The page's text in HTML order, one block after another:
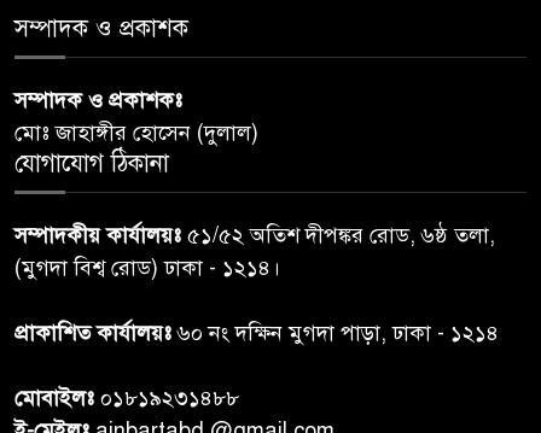
৫
ঝড়বৃষ্টির পূর্বাভাস
৬
অনুশ্রীর, মিলল হারমোনিয়াম
উপহার
৭
২০ আগস্ট রাষ্ট্রপতি নির্বাচন,
সম্পাদক ও প্রকাশক
সম্পাদক ও প্রকাশকঃ
মোঃ জাহাঙ্গীর হোসেন (দুলাল)
যোগাযোগ ঠিকানা
সম্পাদকীয় কার্যালয়ঃ ৫১/৫২ অতিশ দীপঙ্কর রোড, ৬ষ্ঠ তলা,
(মুগদা বিশ্ব রোড) ঢাকা - ১২১৪।
প্রাকাশিত কার্যালয়ঃ৬০ নং দক্ষিন মুগদা পাড়া, ঢাকা - ১২১৪
মোবাইলঃ ০১৮১৯২৩১৪৮৮